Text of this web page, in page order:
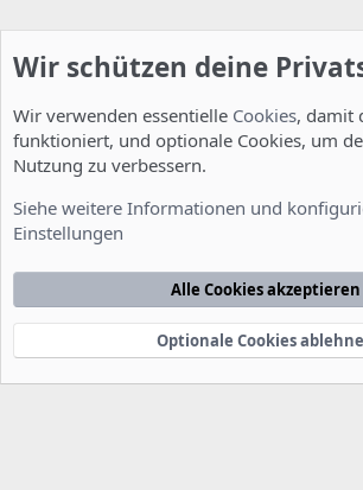
Nutzungsbedingungen
Startseite
e
Community platform by XenForo® © 2010-2022 XenForo
xenDach©2010-2014
Wir schützen deine
Wir verwenden essentielle Cookies, damit
funktioniert, und optionale Cookies, um
Nutzung zu verbessern.
Siehe weitere Informationen und
Einstellungen
Alle Cookies akzeptieren
Optionale Cookies